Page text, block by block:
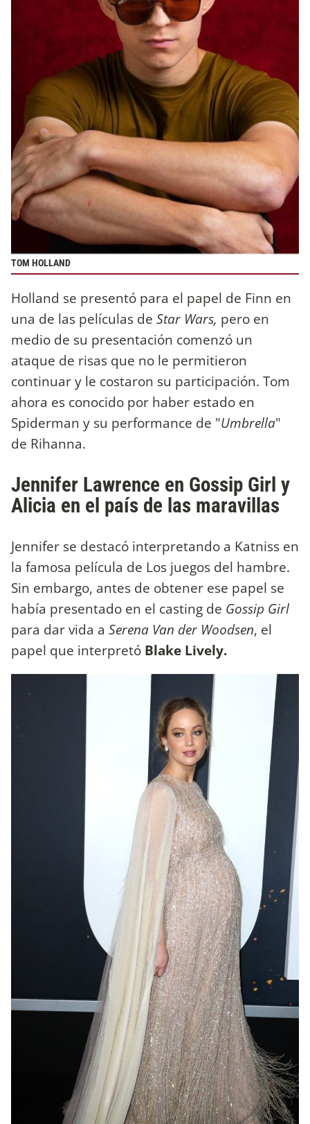
TOM HOLLAND
Holland se presentó para el papel de Finn en
una de las películas de Star Wars, pero en
medio de su presentación comenzó un
ataque de risas que no le permitieron
continuar y le costaron su participación. Tom
ahora es conocido por haber estado en
Spiderman y su performance de "Umbrella"
de Rihanna.
Jennifer Lawrence en Gossip Girl y
Alicia en el país de las maravillas
Jennifer se destacó interpretando a Katniss en
la famosa película de Los juegos del hambre.
Sin embargo, antes de obtener ese papel se
había presentado en el casting de Gossip Girl
para dar vida a Serena Van der Woodsen, el
papel que interpretó Blake Lively.